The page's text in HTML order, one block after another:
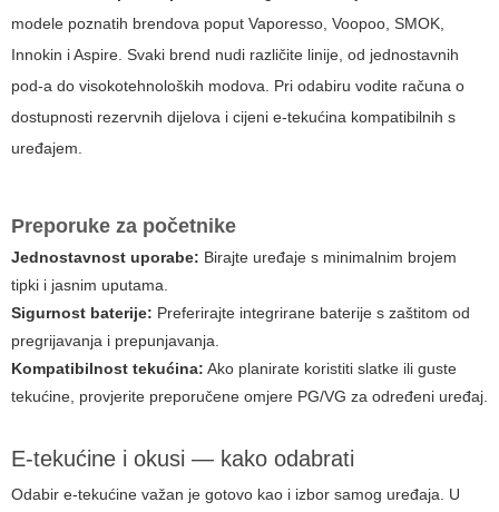
modele poznatih brendova poput Vaporesso, Voopoo, SMOK,
Innokin i Aspire. Svaki brend nudi različite linije, od jednostavnih
pod-a do visokotehnoloških modova. Pri odabiru vodite računa o
dostupnosti rezervnih dijelova i cijeni e-tekućina kompatibilnih s
uređajem.
Preporuke za početnike
Jednostavnost uporabe: Birajte uređaje s minimalnim brojem
tipki i jasnim uputama.
Sigurnost baterije: Preferirajte integrirane baterije s zaštitom od
pregrijavanja i prepunjavanja.
Kompatibilnost tekućina: Ako planirate koristiti slatke ili guste
tekućine, provjerite preporučene omjere PG/VG za određeni uređaj.
E-tekućine i okusi — kako odabrati
Odabir e-tekućine važan je gotovo kao i izbor samog uređaja. U